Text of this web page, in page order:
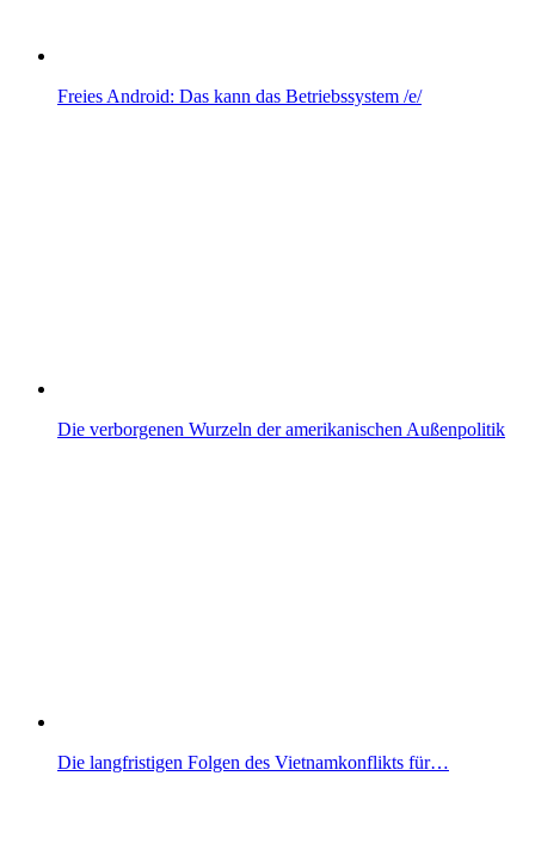
Freies Android: Das kann das Betriebssystem /e/
Die verborgenen Wurzeln der amerikanischen Außenpolitik
Die langfristigen Folgen des Vietnamkonflikts für…